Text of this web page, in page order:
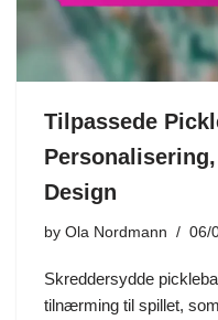
Tilpassede
Design
by Ola Nordmann 06/
Skreddersydde
tilnærming til spillet,